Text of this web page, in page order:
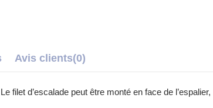
Avis clients(0)
filet d’escalade peut être monté en face de